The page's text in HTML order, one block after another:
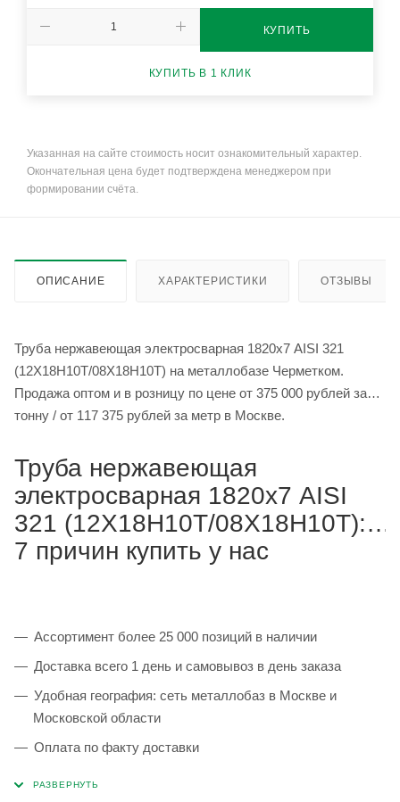
КУПИТЬ
КУПИТЬ В 1 КЛИК
Указанная на сайте стоимость носит ознакомительный характер.
Окончательная цена будет подтверждена менеджером при
формировании счёта.
ОПИСАНИЕ ХАРАКТЕРИСТИКИ ОТЗЫВЫ
Труба нержавеющая электросварная 1820х7 AISI 321
(12Х18Н10Т/08Х18Н10Т) на металлобазе Черметком.
Продажа оптом и в розницу по цене от 375 000 рублей за
тонну / от 117 375 рублей за метр в Москве.
Труба нержавеющая
электросварная 1820х7 AISI
321 (12Х18Н10Т/08Х18Н10Т):
7 причин купить у нас
Ассортимент более 25 000 позиций в наличии
Доставка всего 1 день и самовывоз в день заказа
Удобная география: сеть металлобаз в Москве и
Московской области
Оплата по факту доставки